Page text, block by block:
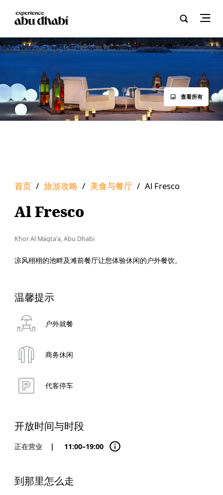
查看所有
首页 / 旅游攻略 / 美食与餐厅 / Al Fresco
Al Fresco
Khor Al Maqta'a, Abu Dhabi
凉风栩栩的池畔及滩前餐厅让您体验休闲的户外餐饮。
温馨提示
户外就餐
商务休闲
代客停车
开放时间与时段
正在营业 | 11:00–19:00
到那里怎么走